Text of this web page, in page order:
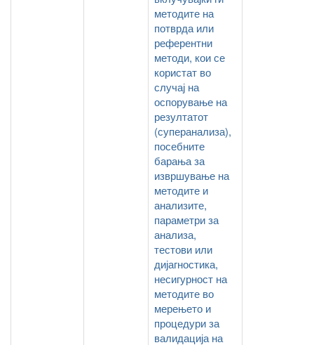
методите на
потврда или
референтни
методи, кои се
користат во
случај на
оспорување на
резултатот
(суперанализа),
посебните
барања за
извршување на
методите и
анализите,
параметри за
анализа,
тестови или
дијагностика,
несигурност на
методите во
мерењето и
процедури за
валидација на